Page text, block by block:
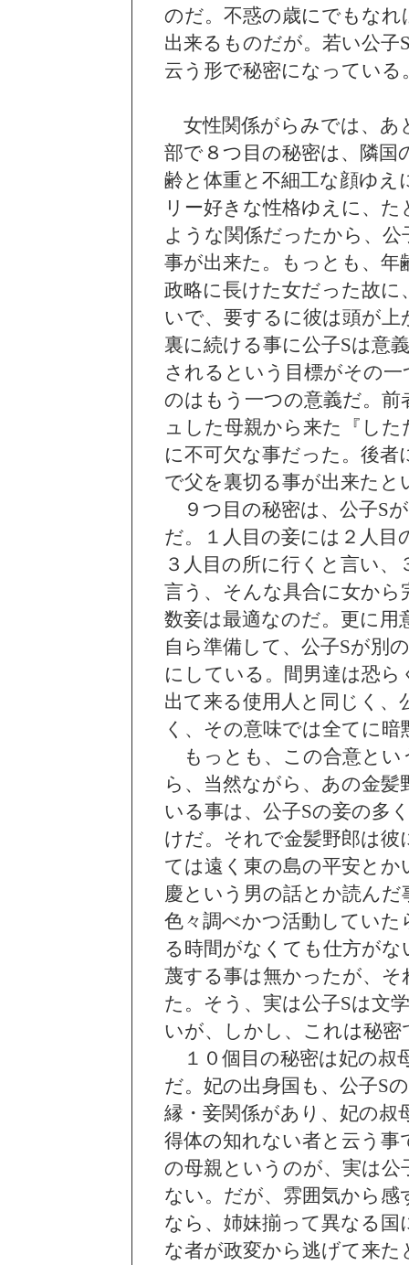
のだ。不惑の歳にでもな
出来るものだが。若い公
云う形で秘密になっている
女性関係がらみでは、あ
部で８つ目の秘密は、隣国
齢と体重と不細工な顔ゆ
リー好きな性格ゆえに、
ような関係だったから、
事が出来た。もっとも、
政略に長けた女だった故に
いで、要するに彼は頭が
裏に続ける事に公子Sは意
されるという目標がその
のはもう一つの意義だ。
ュした母親から来た『し
に不可欠な事だった。後者
で父を裏切る事が出来た
９つ目の秘密は、公子S
だ。１人目の妾には２人目
３人目の所に行くと言い
言う、そんな具合に女か
数妾は最適なのだ。更に
自ら準備して、公子Sが別
にしている。間男達は恐
出て来る使用人と同じく、
く、その意味では全てに
もっとも、この合意とい
ら、当然ながら、あの金
いる事は、公子Sの妾の多
けだ。それで金髪野郎は
ては遠く東の島の平安と
慶という男の話とか読ん
色々調べかつ活動してい
る時間がなくても仕方が
蔑する事は無かったが、
た。そう、実は公子Sは文
いが、しかし、これは秘密
１０個目の秘密は妃の叔
だ。妃の出身国も、公子S
縁・妾関係があり、妃の叔
得体の知れない者と云う
の母親というのが、実は公
ない。だが、雰囲気から
なら、姉妹揃って異なる
な者が政変から逃げて来